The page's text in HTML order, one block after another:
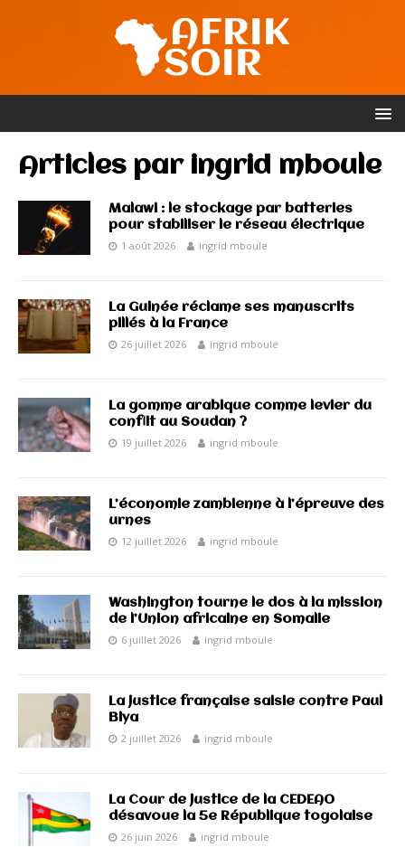
Articles par ingrid mboule
Malawi : le stockage par batteries
pour stabiliser le réseau électrique
1 août 2026 ingrid mboule
La Guinée réclame ses manuscrits
pillés à la France
26 juillet 2026 ingrid mboule
La gomme arabique comme levier du
conflit au Soudan ?
19 juillet 2026 ingrid mboule
L’économie zambienne à l’épreuve des
urnes
12 juillet 2026 ingrid mboule
Washington tourne le dos à la mission
de l’Union africaine en Somalie
6 juillet 2026 ingrid mboule
La justice française saisie contre Paul
Biya
2 juillet 2026 ingrid mboule
La Cour de justice de la CEDEAO
désavoue la 5e République togolaise
26 juin 2026 ingrid mboule